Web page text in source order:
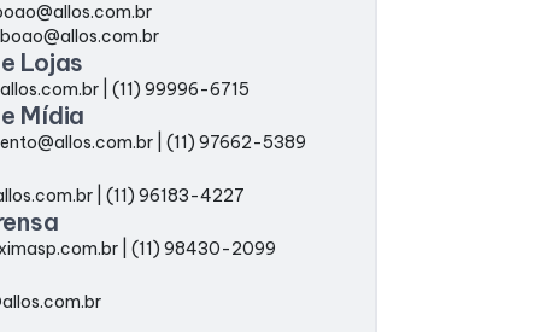
Lojas
| (11) 99996-6715
Mídia
| (11) 97662-5389
| (11) 96183-4227
| (11) 98430-2099